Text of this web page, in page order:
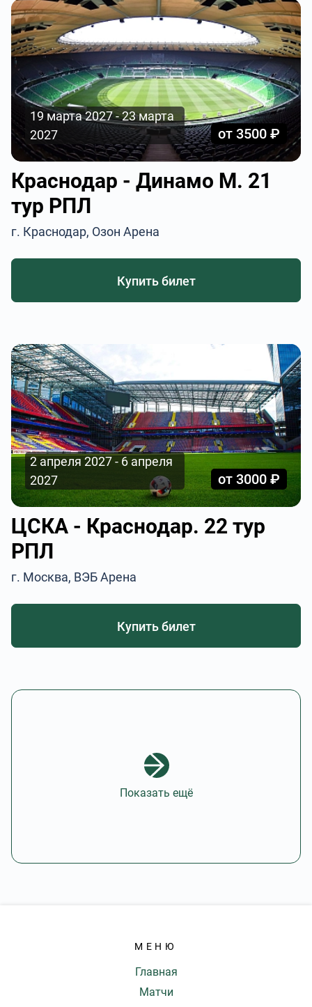
19 марта 2027 - 23 марта
2027
от 3500 ₽
Краснодар - Динамо М. 21
тур РПЛ
г. Краснодар, Озон Арена
Купить билет
2 апреля 2027 - 6 апреля
2027
от 3000 ₽
ЦСКА - Краснодар. 22 тур
РПЛ
г. Москва, ВЭБ Арена
Купить билет
Показать ещё
МЕНЮ
Главная
Матчи